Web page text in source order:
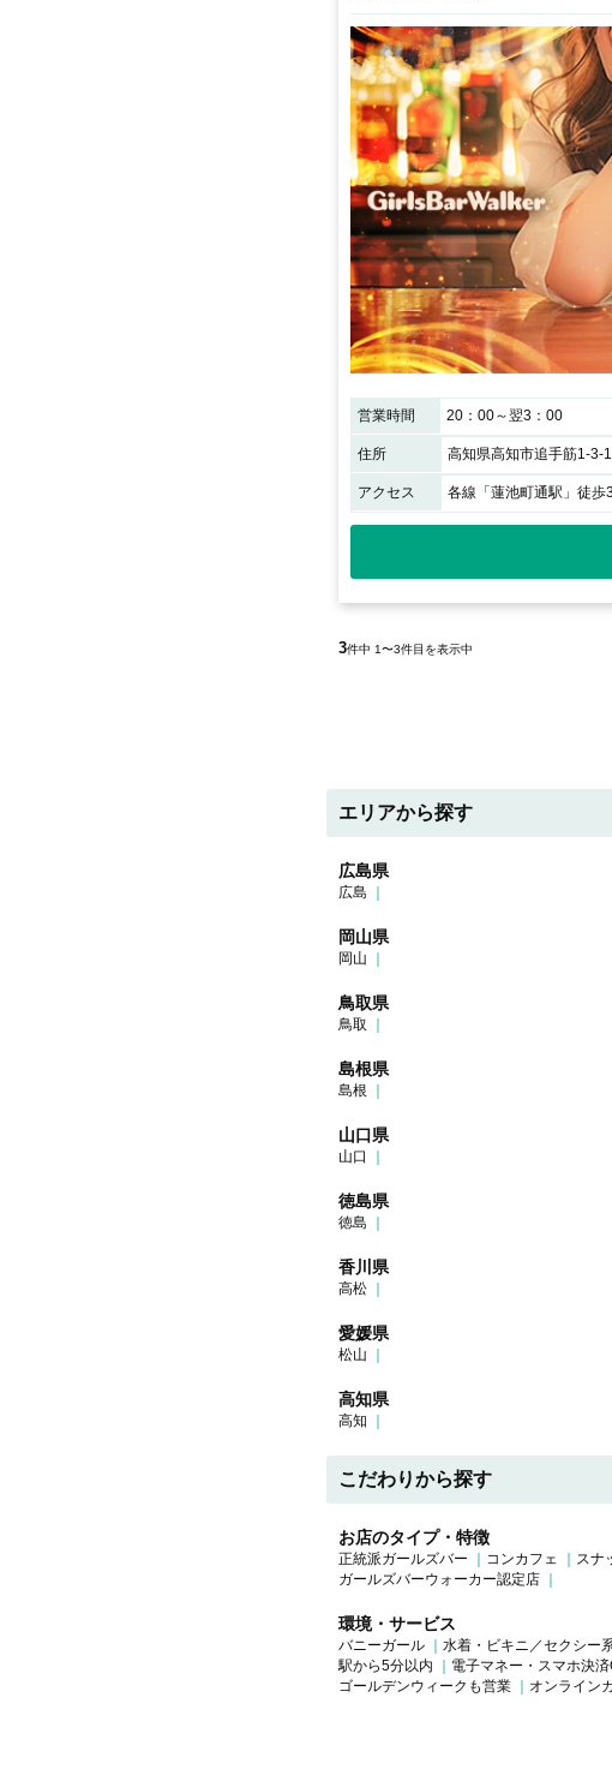
営業時間 20：00～翌3：00
住所 高知県高知市追手筋1-3-
アクセス 各線「蓮池町通駅」徒歩
3件中 1〜3件目を表示中
エリアから探す
広島県
広島
岡山県
岡山
鳥取県
鳥取
島根県
島根
山口県
山口
徳島県
徳島
香川県
高松
愛媛県
松山
高知県
高知
こだわりから探す
お店のタイプ・特徴
正統派ガールズバー コンカフェ スナ
ガールズバーウォーカー認定店
環境・サービス
バニーガール 水着・ビキニ／セクシー
駅から5分以内
電子マネー・スマホ決
ゴールデンウィークも営業
オンライン